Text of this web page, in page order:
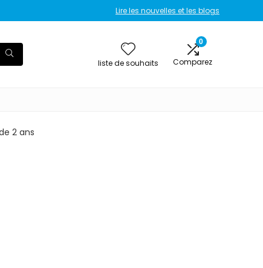
Lire les nouvelles et les blogs
liste de souhaits
0
Comparez
2 ans